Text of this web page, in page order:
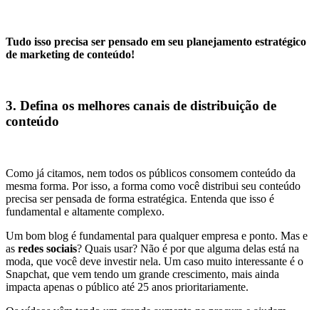
Tudo isso precisa ser pensado em seu planejamento estratégico
de marketing de conteúdo!
3. Defina os melhores canais de distribuição de
conteúdo
Como já citamos, nem todos os públicos consomem conteúdo da
mesma forma. Por isso, a forma como você distribui seu conteúdo
precisa ser pensada de forma estratégica. Entenda que isso é
fundamental e altamente complexo.
Um bom blog é fundamental para qualquer empresa e ponto. Mas e
as redes sociais? Quais usar? Não é por que alguma delas está na
moda, que você deve investir nela. Um caso muito interessante é o
Snapchat, que vem tendo um grande crescimento, mais ainda
impacta apenas o público até 25 anos prioritariamente.